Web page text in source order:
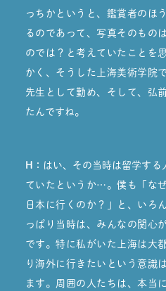
っちかというと、鑑賞者のほ
るのであって、写真そのもの
のでは？と考えていたことを
かく、そうした上海美術学院
先生として勤め、そして、弘
たんですね。
H： はい、その当時は留学する
ていたというか…。僕も「な
日本に行くのか？」と、いろ
っぱり当時は、みんなの関心
です。特に私がいた上海は大
り海外に行きたいという意識
ます。周囲の人たちは、本当